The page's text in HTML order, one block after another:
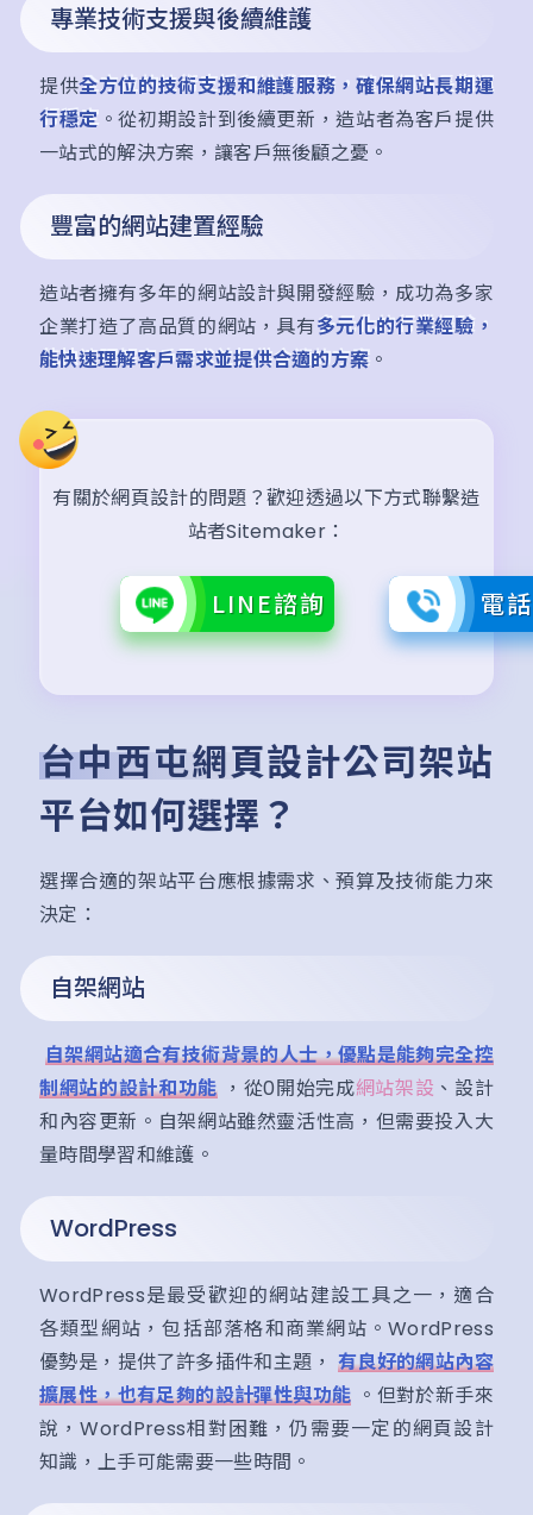
專業技術支援與後續維護
提供全方位的技術支援和維護服務，確保網站長期運
行穩定。從初期設計到後續更新，造站者為客戶提供
一站式的解決方案，讓客戶無後顧之憂。
豐富的網站建置經驗
造站者擁有多年的網站設計與開發經驗，成功為多家
企業打造了高品質的網站，具有多元化的行業經驗，
能快速理解客戶需求並提供合適的方案。
有關於網頁設計的問題？歡迎透過以下方式聯繫造
站者Sitemaker：
LINE諮詢 電
台中西屯網頁設計公司架站
平台如何選擇？
選擇合適的架站平台應根據需求、預算及技術能力來
決定：
自架網站
自架網站適合有技術背景的人士，優點是能夠完全控
制網站的設計和功能 ，從0開始完成網站架設 、設計
和內容更新。自架網站雖然靈活性高，但需要投入大
量時間學習和維護。
WordPress
WordPress是最受歡迎的網站建設工具之一，適合
各類型網站，包括部落格和商業網站。WordPress
優勢是，提供了許多插件和主題， 有良好的網站內容
擴展性，也有足夠的設計彈性與功能 。但對於新手來
說，WordPress相對困難，仍需要一定的網頁設計
知識，上手可能需要一些時間。